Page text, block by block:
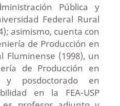
Pública y
Federal Rural
asimismo, cuenta con
de Producción en
Fluminense (1998), un
de Producción en
y posdoctorado en
en la FEA-USP